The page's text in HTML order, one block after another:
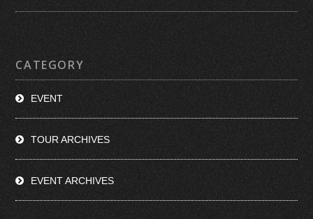
CATEGORY
EVENT
TOUR ARCHIVES
EVENT ARCHIVES